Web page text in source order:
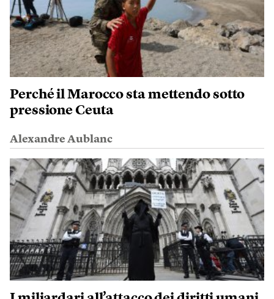
Perché il Marocco sta mettendo sotto
pressione Ceuta
Alexandre Aublanc